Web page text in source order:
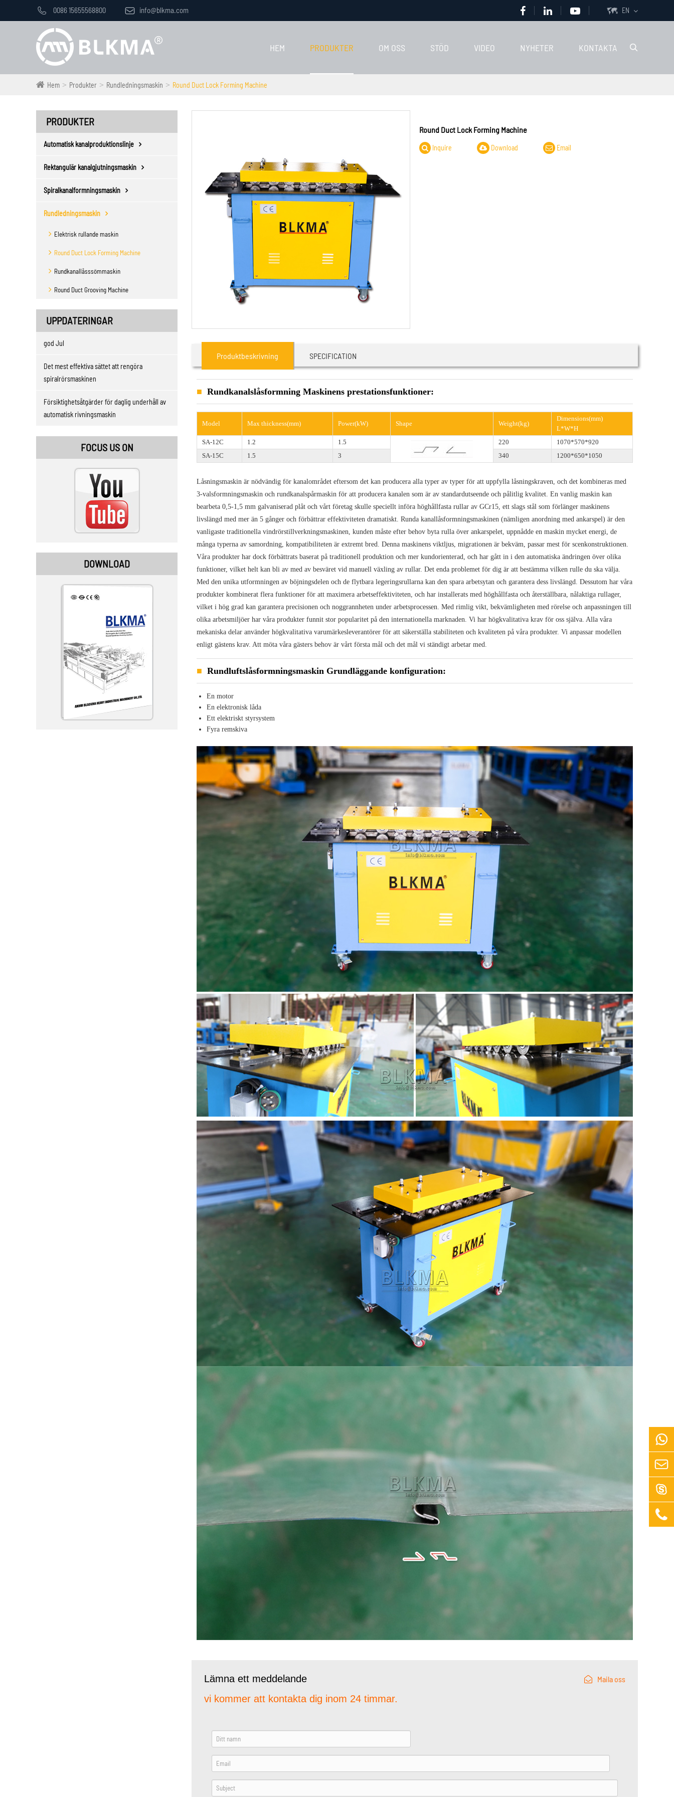
 0086 15655568800  info@blkma.com  EN

HEM PRODUKTER OM OSS STÖD VIDEO NYHETER KONTAKTA
Hem Produkter Rundledningsmaskin Round Duct Lock Forming Machine
PRODUKTER
Automatisk kanalproduktionslinje
Rektangulär kanalgjutningsmaskin
Spiralkanalformningsmaskin
Rundledningsmaskin
Elektrisk rullande maskin
Round Duct Lock Forming Machine
Rundkanallåsssömmaskin
Round Duct Grooving Machine
UPPDATERINGAR
god Jul
Det mest effektiva sättet att rengöra
spiralrörsmaskinen
Försiktighetsåtgärder för daglig underhåll av
automatisk rivningsmaskin
FOCUS US ON
DOWNLOAD
Round Duct Lock Forming Machine
Inquire Download Email
Produktbeskrivning SPECIFICATION
Rundkanalslåsformning Maskinens prestationsfunktioner:
Model Max thickness(mm) Power(kW) Shape Weight(kg)
Dimensions(mm)
L*W*H
SA-12C
1.2 1.5 220
1070*570*920
SA-15C
1.5 3 340 1200*650*1050
Låsningsmaskin är nödvändig för kanalområdet eftersom det kan producera alla typer av typer för att uppfylla låsningskraven, och det kombineras med
3-valsformningsmaskin och rundkanalspårmaskin för att producera kanalen som är av standardutseende och pålitlig kvalitet. En vanlig maskin kan
bearbeta 0,5-1,5 mm galvaniserad plåt och vårt företag skulle speciellt införa höghållfasta rullar av GCr15, ett slags stål som förlänger maskinens
livslängd med mer än 5 gånger och förbättrar effektiviteten dramatiskt. Runda kanallåsformningsmaskinen (nämligen anordning med ankarspel) är den
vanligaste traditionella vindrörstillverkningsmaskinen, kunden måste efter behov byta rulla över ankarspelet, uppnådde en maskin mycket energi, de
många typerna av samordning, kompatibiliteten är extremt bred. Denna maskinens viktljus, migrationen är bekväm, passar mest för scenkonstruktionen.
Våra produkter har dock förbättrats baserat på traditionell produktion och mer kundorienterad, och har gått in i den automatiska ändringen över olika
funktioner, vilket helt kan bli av med av besväret vid manuell växling av rullar. Det enda problemet för dig är att bestämma vilken rulle du ska välja.
Med den unika utformningen av böjningsdelen och de flytbara legeringsrullarna kan den spara arbetsytan och garantera dess livslängd. Dessutom har våra
produkter kombinerat flera funktioner för att maximera arbetseffektiviteten, och har installerats med höghållfasta och återställbara, nålaktiga rullager,
vilket i hög grad kan garantera precisionen och noggrannheten under arbetsprocessen. Med rimlig vikt, bekvämligheten med rörelse och anpassningen till
olika arbetsmiljöer har våra produkter funnit stor popularitet på den internationella marknaden. Vi har högkvalitativa krav för oss själva. Alla våra
mekaniska delar använder högkvalitativa varumärkesleverantörer för att säkerställa stabiliteten och kvaliteten på våra produkter. Vi anpassar modellen
enligt gästens krav. Att möta våra gästers behov är vårt första mål och det mål vi ständigt arbetar med.
Rundluftslåsformningsmaskin Grundläggande konfiguration:
En motor
En elektronisk låda
Ett elektriskt styrsystem
Fyra remskiva
Lämna ett meddelande Maila oss
vi kommer att kontakta dig inom 24 timmar.



